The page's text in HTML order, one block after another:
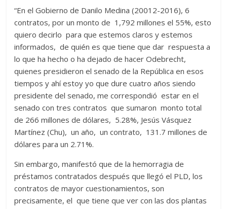
“En el Gobierno de Danilo Medina (20012-2016), 6
contratos, por un monto de 1,792 millones el 55%, esto
quiero decirlo para que estemos claros y estemos
informados, de quién es que tiene que dar respuesta a
lo que ha hecho o ha dejado de hacer Odebrecht,
quienes presidieron el senado de la República en esos
tiempos y ahí estoy yo que dure cuatro años siendo
presidente del senado, me correspondió estar en el
senado con tres contratos que sumaron monto total
de 266 millones de dólares, 5.28%, Jesús Vásquez
Martínez (Chu), un año, un contrato, 131.7 millones de
dólares para un 2.71%.
Sin embargo, manifestó que de la hemorragia de
préstamos contratados después que llegó el PLD, los
contratos de mayor cuestionamientos, son
precisamente, el que tiene que ver con las dos plantas